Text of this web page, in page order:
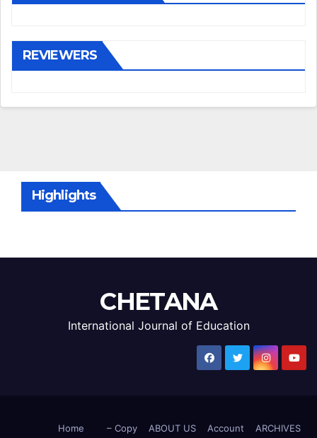
REVIEWERS
Highlights
CHETANA
International Journal of Education
Home – Copy ABOUT US Account ARCHIVES